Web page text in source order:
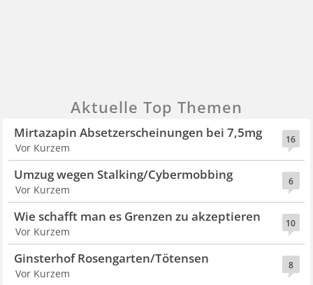
Aktuelle Top Themen
16
Mirtazapin Absetzerscheinungen bei 7,5mg
Vor Kurzem
6
Umzug wegen Stalking/Cybermobbing
Vor Kurzem
10
Wie schafft man es Grenzen zu akzeptieren
Vor Kurzem
8
Ginsterhof Rosengarten/Tötensen
Vor Kurzem